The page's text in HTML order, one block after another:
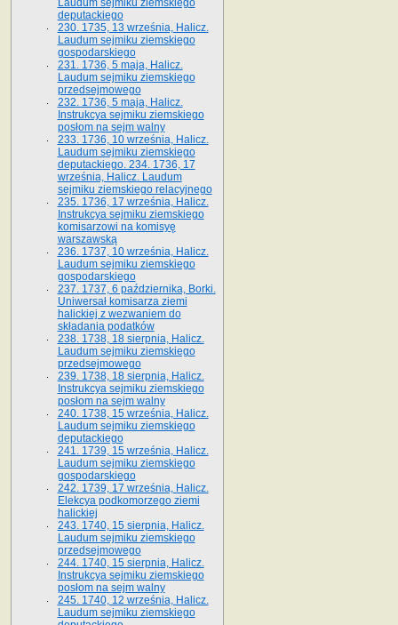
Laudum sejmiku ziemskiego
deputackiego
230. 1735, 13 września, Halicz.
Laudum sejmiku ziemskiego
gospodarskiego
231. 1736, 5 maja, Halicz.
Laudum sejmiku ziemskiego
przedsejmowego
232. 1736, 5 maja, Halicz.
Instrukcya sejmiku ziemskiego
posłom na sejm walny
233. 1736, 10 września, Halicz.
Laudum sejmiku ziemskiego
deputackiego. 234. 1736, 17
września, Halicz. Laudum
sejmiku ziemskiego relacyjnego
235. 1736, 17 września, Halicz.
Instrukcya sejmiku ziemskiego
komisarzowi na komisyę
warszawską
236. 1737, 10 września, Halicz.
Laudum sejmiku ziemskiego
gospodarskiego
237. 1737, 6 października, Borki.
Uniwersał komisarza ziemi
halickiej z wezwaniem do
składania podatków
238. 1738, 18 sierpnia, Halicz.
Laudum sejmiku ziemskiego
przedsejmowego
239. 1738, 18 sierpnia, Halicz.
Instrukcya sejmiku ziemskiego
posłom na sejm walny
240. 1738, 15 września, Halicz.
Laudum sejmiku ziemskiego
deputackiego
241. 1739, 15 września, Halicz.
Laudum sejmiku ziemskiego
gospodarskiego
242. 1739, 17 września, Halicz.
Elekcya podkomorzego ziemi
halickiej
243. 1740, 15 sierpnia, Halicz.
Laudum sejmiku ziemskiego
przedsejmowego
244. 1740, 15 sierpnia, Halicz.
Instrukcya sejmiku ziemskiego
posłom na sejm walny
245. 1740, 12 września, Halicz.
Laudum sejmiku ziemskiego